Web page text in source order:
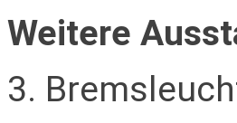
Weitere
3.